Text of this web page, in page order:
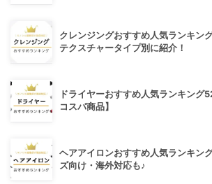
クレンジングおすすめ人気ランキン
テクスチャータイプ別に紹介！
ドライヤーおすすめ人気ランキング
コスパ商品】
ヘアアイロンおすすめ人気ランキン
ズ向け・海外対応も♪